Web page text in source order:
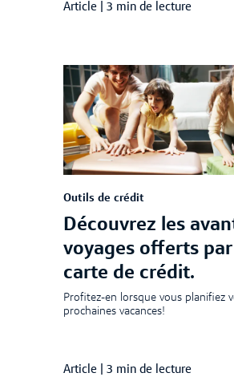
Article 3 min de lecture
Outils de crédit
Découvrez les
voyages offerts
carte de crédit.
Profitez-en lorsque vous planifiez
prochaines vacances!
Article 3 min de lecture